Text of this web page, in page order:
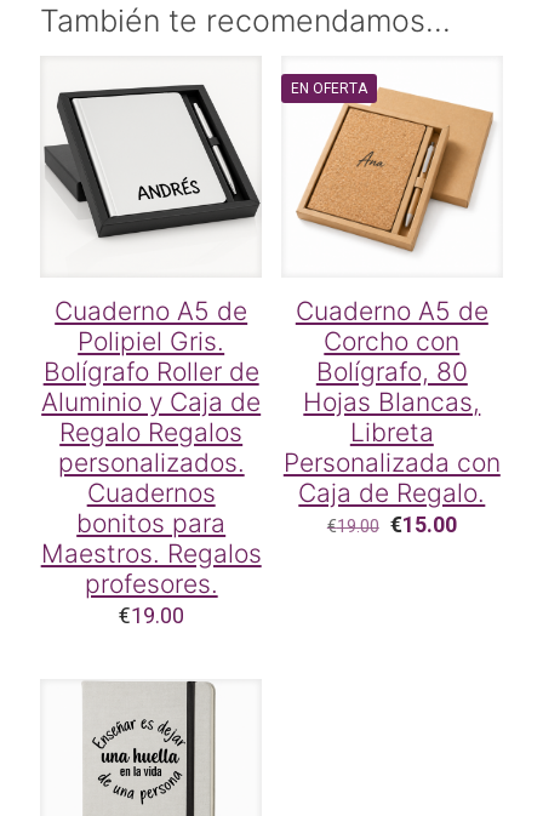
También te recomendamos…
Cuaderno A5 de
Polipiel Gris.
Bolígrafo Roller de
Aluminio y Caja de
Regalo Regalos
personalizados.
Cuadernos
bonitos para
Maestros. Regalos
profesores.
€19.00
EN OFERTA
Cuaderno A5 de
Corcho con
Bolígrafo, 80
Hojas Blancas,
Libreta
Personalizada con
Caja de Regalo.
€19.00 El
€15.00El